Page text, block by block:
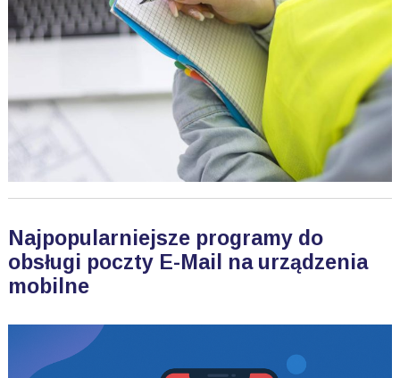
Najpopularniejsze programy do
obsługi poczty E-Mail na urządzenia
mobilne